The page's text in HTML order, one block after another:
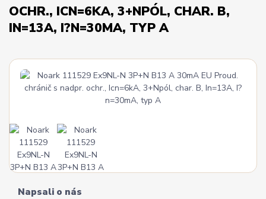
OCHR., ICN=6KA, 3+NPÓL, CHAR. B,
IN=13A, I?N=30MA, TYP A
Napsali o nás